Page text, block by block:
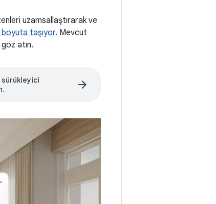
uzamsallaştırarak ve
boyuta taşıyor. Mevcut
göz atın.
sürükleyici
arrow_forward